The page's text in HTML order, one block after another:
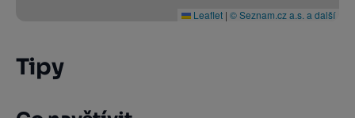
Leaflet | © Seznam.cz a.s. a další
Tipy